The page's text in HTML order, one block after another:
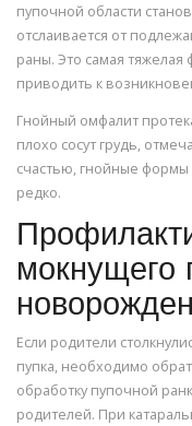
пупочной области
отслаивается от
раны. Это самая
приводить к
Гнойный омфалит
плохо сосут грудь,
счастью, гнойные формы
редко.
мокнущего
Если родители
пупка, необходимо
обработку пупочной
родителей. При